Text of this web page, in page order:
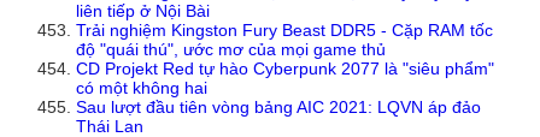
liên tiếp ở Nội Bài
Trải nghiệm Kingston Fury Beast DDR5 - Cặp RAM tốc
độ "quái thú", ước mơ của mọi game thủ
CD Projekt Red tự hào Cyberpunk 2077 là "siêu phẩm"
có một không hai
Sau lượt đầu tiên vòng bảng AIC 2021: LQVN áp đảo
Thái Lan